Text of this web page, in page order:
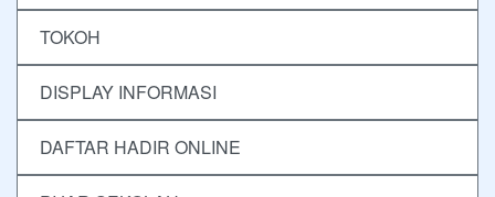
TOKOH
DISPLAY INFORMASI
DAFTAR HADIR ONLINE